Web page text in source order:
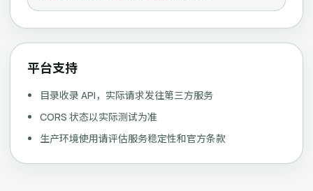
平台支持
目录收录 API，实际请求发往第三方服务
CORS 状态以实际测试为准
生产环境使用请评估服务稳定性和官方条款